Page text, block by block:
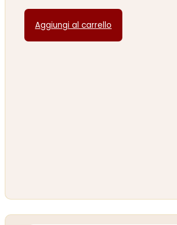
Aggiungi al carrello